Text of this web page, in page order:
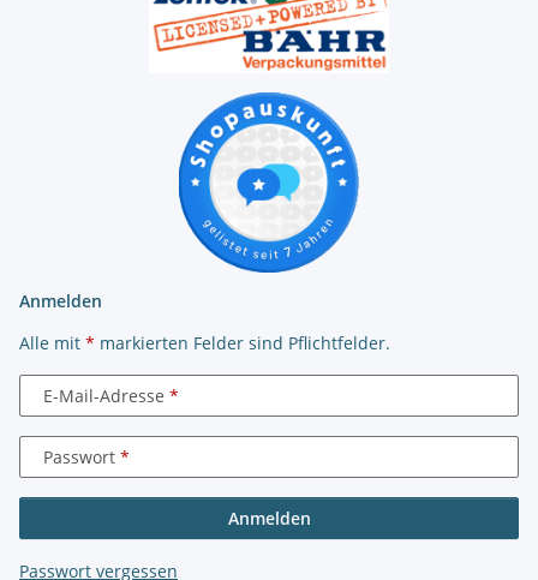
Anmelden
Alle mit * markierten Felder sind Pflichtfelder.
E-Mail-Adresse
Passwort
Anmelden
Passwort vergessen